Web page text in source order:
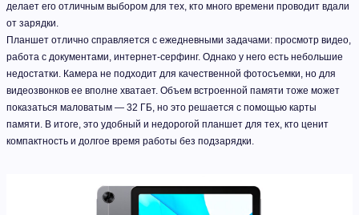
делает его отличным выбором для тех, кто много времени проводит вдали
от зарядки.
Планшет отлично справляется с ежедневными задачами: просмотр видео,
работа с документами, интернет-серфинг. Однако у него есть небольшие
недостатки. Камера не подходит для качественной фотосъемки, но для
видеозвонков ее вполне хватает. Объем встроенной памяти тоже может
показаться маловатым — 32 ГБ, но это решается с помощью карты
памяти. В итоге, это удобный и недорогой планшет для тех, кто ценит
компактность и долгое время работы без подзарядки.